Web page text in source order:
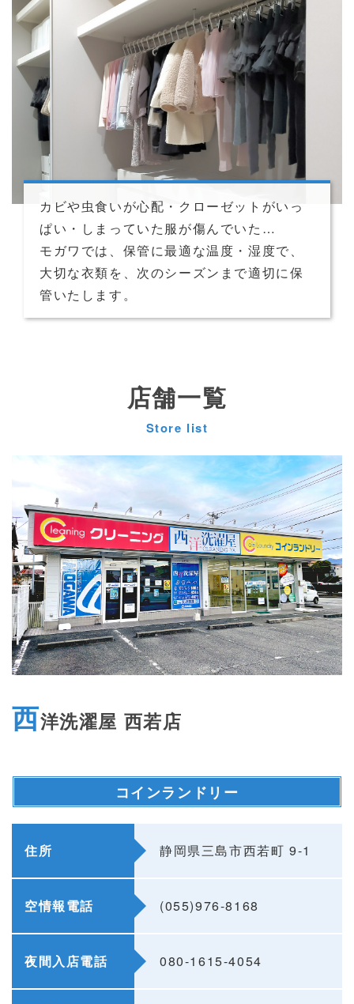
カビや虫食いが心配・クローゼットがいっ
ぱい・しまっていた服が傷んでいた…
モガワでは、保管に最適な温度・湿度で、
大切な衣類を、次のシーズンまで適切に保
管いたします。
店舗一覧
Store list
西洋洗濯屋 西若店
コインランドリー
住所 静岡県三島市西若町 9-1
空情報電話 (055)976-8168
夜間入店電話 080-1615-4054